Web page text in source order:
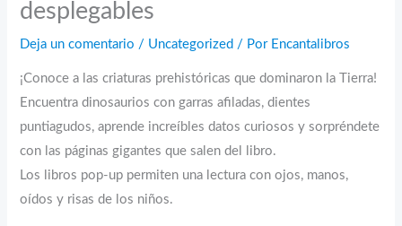
desplegables
Deja un comentario / Uncategorized / Por Encantalibros
¡Conoce a las criaturas prehistóricas que dominaron la Tierra!
Encuentra dinosaurios con garras afiladas, dientes
puntiagudos, aprende increíbles datos curiosos y sorpréndete
con las páginas gigantes que salen del libro.
Los libros pop-up permiten una lectura con ojos, manos,
oídos y risas de los niños.